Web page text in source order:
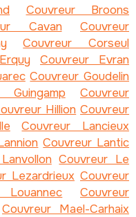
Couvreur Broons
Cavan
Couvreur
Couvreur Corseul
Couvreur Evran
Couvreur Goudelin
Guingamp
Couvreur
Hillion Couvreur
Couvreur Lancieux
Couvreur Lantic
Couvreur Le
Lezardrieux Couvreur
Couvreur
Couvreur Mael-Carhaix